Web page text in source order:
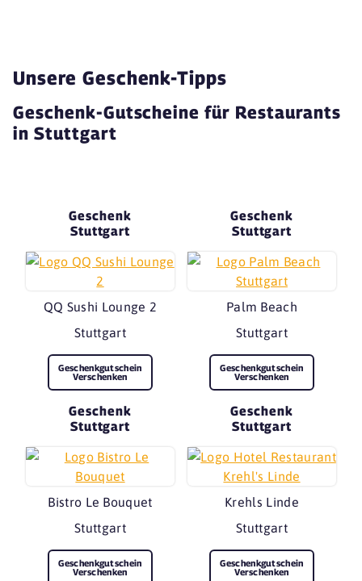
Unsere Geschenk-Tipps
Geschenk-Gutscheine für Restaurants
in Stuttgart
Geschenk
Stuttgart
QQ Sushi Lounge 2
Stuttgart
Geschenkgutschein
Verschenken
Geschenk
Stuttgart
Palm Beach
Stuttgart
Geschenkgutschein
Verschenken
Geschenk
Stuttgart
Bistro Le Bouquet
Stuttgart
Geschenkgutschein
Verschenken
Geschenk
Stuttgart
Krehls Linde
Stuttgart
Geschenkgutschein
Verschenken